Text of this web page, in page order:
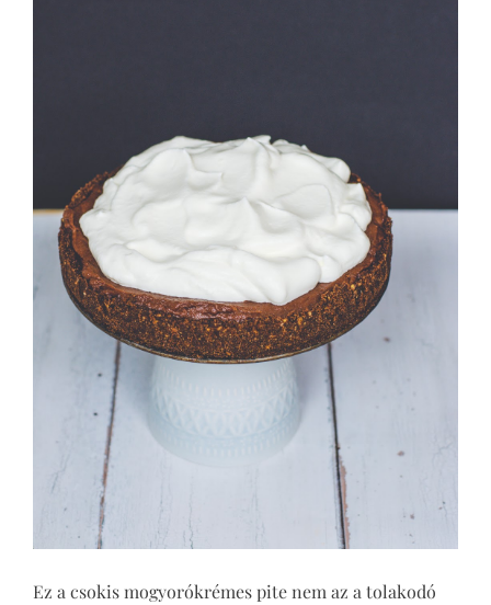
Ez a csokis mogyorókrémes pite nem az a tolakodó